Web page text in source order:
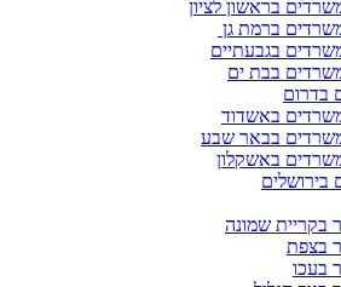
משרדים בראשון לציון
משרדים ברמת גן
משרדים בגבעתיים
משרדים בבת ים
בדרום
משרדים באשדוד
משרדים בבאר שבע
משרדים באשקלון
בירושלים
בקריית שמונה
בצפת
בעכו